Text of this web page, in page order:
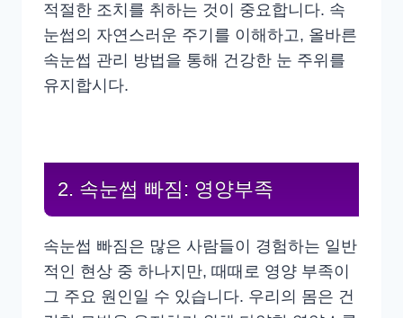
적절한 조치를 취하는 것이 중요합니다. 속
눈썹의 자연스러운 주기를 이해하고, 올바른
속눈썹 관리 방법을 통해 건강한 눈 주위를
유지합시다.
2. 속눈썹 빠짐: 영양부족
속눈썹 빠짐은 많은 사람들이 경험하는 일반
적인 현상 중 하나지만, 때때로 영양 부족이
그 주요 원인일 수 있습니다. 우리의 몸은 건